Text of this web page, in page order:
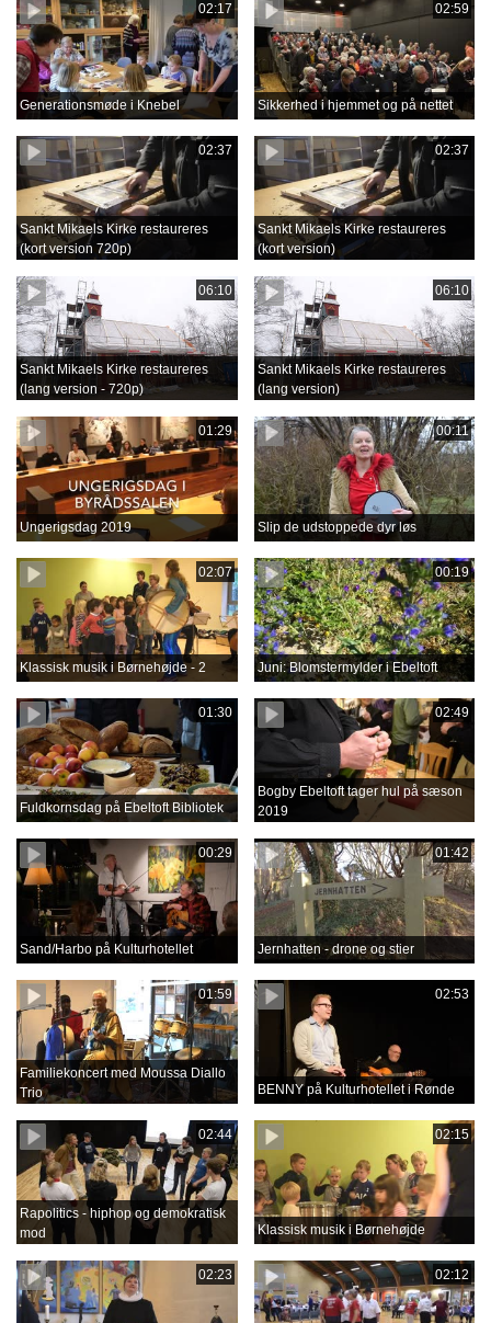
02:17
Generationsmøde i Knebel
02:59
Sikkerhed i hjemmet og på nettet
02:37
Sankt Mikaels Kirke restaureres
(kort version 720p)
02:37
Sankt Mikaels Kirke restaureres
(kort version)
06:10
Sankt Mikaels Kirke restaureres
(lang version - 720p)
06:10
Sankt Mikaels Kirke restaureres
(lang version)
01:29
Ungerigsdag 2019
00:11
Slip de udstoppede dyr løs
02:07
Klassisk musik i Børnehøjde - 2
00:19
Juni: Blomstermylder i Ebeltoft
01:30
Fuldkornsdag på Ebeltoft Bibliotek
02:49
Bogby Ebeltoft tager hul på sæson
2019
00:29
Sand/Harbo på Kulturhotellet
01:42
Jernhatten - drone og stier
01:59
Familiekoncert med Moussa Diallo
Trio
02:53
BENNY på Kulturhotellet i Rønde
02:44
Rapolitics - hiphop og demokratisk
mod
02:15
Klassisk musik i Børnehøjde
02:23 02:12